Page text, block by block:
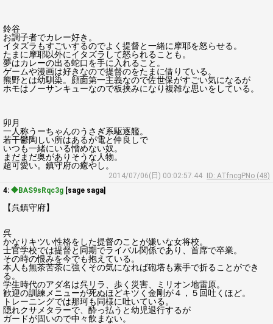
鈴谷
お調子者でカレー好き。
イタズラもすごいするのでよく提督と一緒に摩耶を怒らせる。
たまに摩耶以外にイタズラして怒られることも。
夢はカレーの出る蛇口を手に入れること。
ゲームや漫画は好きなので提督のをたまに借りている。
熊野とは幼馴染。顔面第一主義なので佐世保がすごい気になるが
ホモはノーサンキューなので板挟みになり複雑な思いをしている。
卯月
一人称うーちゃんのうさぎ系駆逐艦。
若干鬱陶しい所はあるが電と仲良しで
いつも一緒にいる憎めない奴。
まだまだ奥がありそうな人物。
超可愛い。鎮守府の癒やし。
2014/07/06(日) 00:02:57.44
ID: ATfncgPNo (48)
4: ◆BAS9sRqc3g [sage saga]
【呉鎮守府】
呉
かなりキツい性格をした提督のことが嫌いな女将校。
士官学校では提督と同期でライバル関係であり、首席で卒業。
その時の恨みを今でも抱えている。
本人も無茶苦茶に強くその気になれば砲塔も素手で折ることができ
る。
学生時代のアダ名は呉リラ、歩く災害、ミリオン地雷原。
歓迎の訓練メニューが死ぬほどキツく金剛が４，５回吐くほど。
トレーニングでは那珂も同様に吐いている。
隠れクサメタラーで、酔っ払うと幼児退行するが
ガードが固いので中々飲まない。